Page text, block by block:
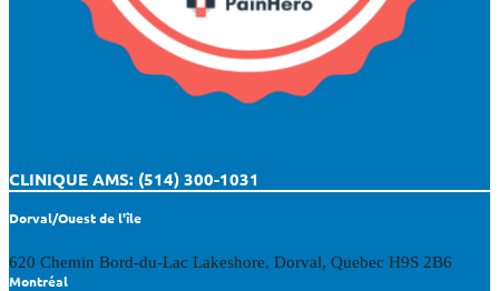
CLINIQUE AMS: (514) 300-1031
Dorval/Ouest de l'île
620 Chemin Bord-du-Lac Lakeshore, Dorval, Quebec H9S 2B6
Montréal